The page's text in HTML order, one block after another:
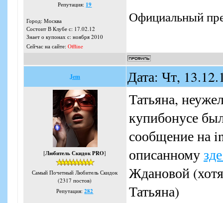
Репутация: 19
Город: Москва
Состоит В Клубе с: 17.02.12
Знает о купонах с: ноября 2010
Сейчас на сайте: Offline
Официальный
Jem Дата: Чт,
[Любитель Скидок PRO]
Самый Почетный Любитель Скидок
(2317 постов)
Репутация:282
Татьяна,
купибонусе
сообщение на
описанному
Ждановой
Татьяна)